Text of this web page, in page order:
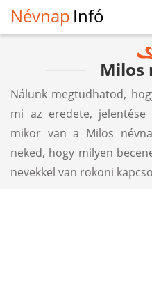
Névnap Infó
Milos
Nálunk megtudhatod,
mi az eredete,
mikor van a Milos
neked, hogy milyen
nevekkel van rokoni